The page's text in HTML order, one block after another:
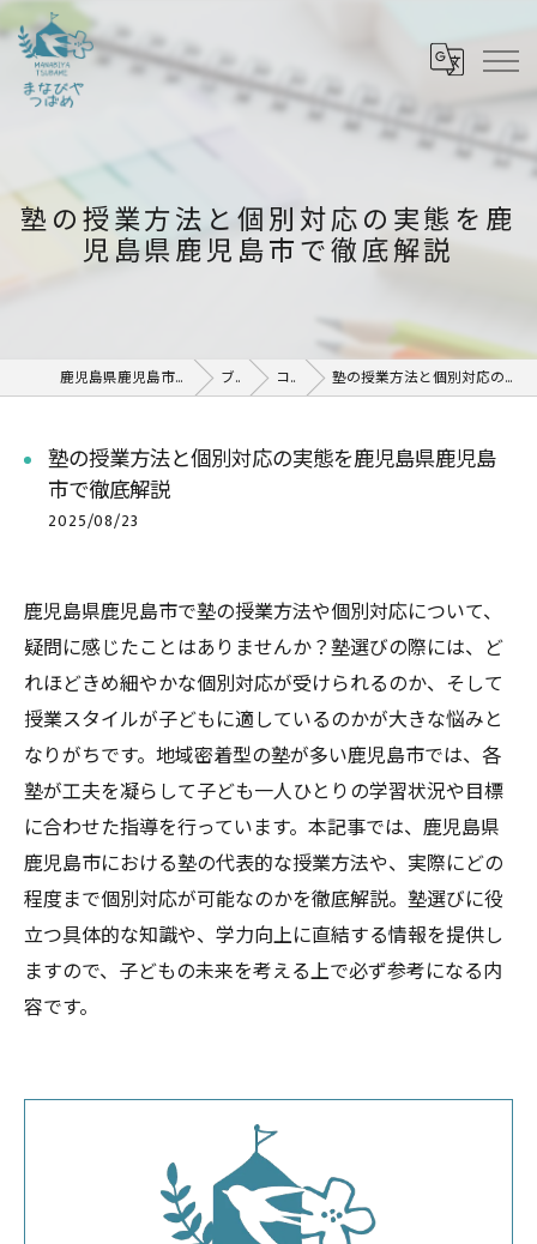
塾の授業方法と個別対応の実態を鹿
児島県鹿児島市で徹底解説
鹿児島県鹿児島市の塾ならまなびや つばめ ブログ コラム 塾の授業方法と個別対応の実態を鹿児島県鹿児島市で徹底解説
塾の授業方法と個別対応の実態を鹿児島県鹿児島
市で徹底解説
2025/08/23
鹿児島県鹿児島市で塾の授業方法や個別対応について、
疑問に感じたことはありませんか？塾選びの際には、ど
れほどきめ細やかな個別対応が受けられるのか、そして
授業スタイルが子どもに適しているのかが大きな悩みと
なりがちです。地域密着型の塾が多い鹿児島市では、各
塾が工夫を凝らして子ども一人ひとりの学習状況や目標
に合わせた指導を行っています。本記事では、鹿児島県
鹿児島市における塾の代表的な授業方法や、実際にどの
程度まで個別対応が可能なのかを徹底解説。塾選びに役
立つ具体的な知識や、学力向上に直結する情報を提供し
ますので、子どもの未来を考える上で必ず参考になる内
容です。